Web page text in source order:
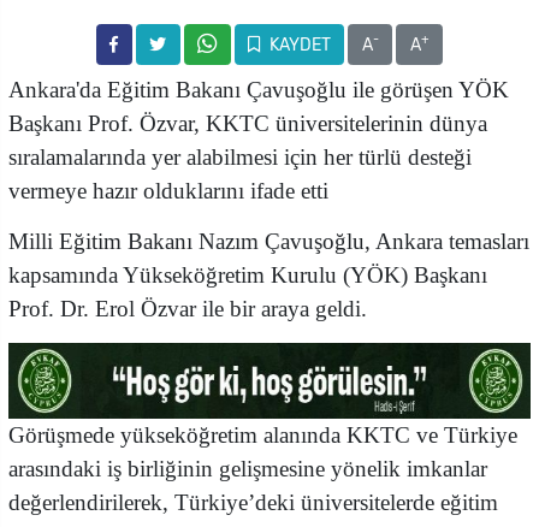
KAYDET A- A+
Ankara'da Eğitim Bakanı Çavuşoğlu ile görüşen YÖK
Başkanı Prof. Özvar, KKTC üniversitelerinin dünya
sıralamalarında yer alabilmesi için her türlü desteği
vermeye hazır olduklarını ifade etti
Milli Eğitim Bakanı Nazım Çavuşoğlu, Ankara temasları
kapsamında Yükseköğretim Kurulu (YÖK) Başkanı
Prof. Dr. Erol Özvar ile bir araya geldi.
Görüşmede yükseköğretim alanında KKTC ve Türkiye
arasındaki iş birliğinin gelişmesine yönelik imkanlar
değerlendirilerek, Türkiye’deki üniversitelerde eğitim